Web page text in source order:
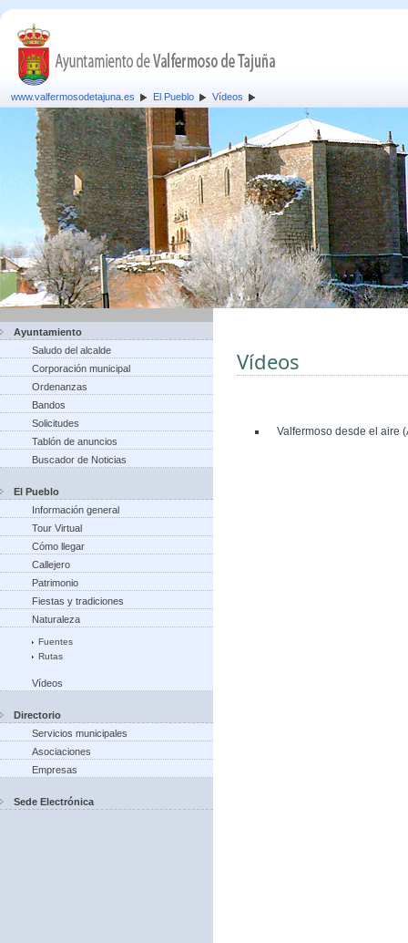
www.valfermosodetajuna.es El Pueblo Vídeos
Ayuntamiento
Saludo del alcalde
Corporación municipal
Ordenanzas
Bandos
Solicitudes
Tablón de anuncios
Buscador de Noticias
El Pueblo
Información general
Tour Virtual
Cómo llegar
Callejero
Patrimonio
Fiestas y tradiciones
Naturaleza
Fuentes
Rutas
Vídeos
Directorio
Servicios municipales
Asociaciones
Empresas
Sede Electrónica
Vídeos
Valfermoso desde el